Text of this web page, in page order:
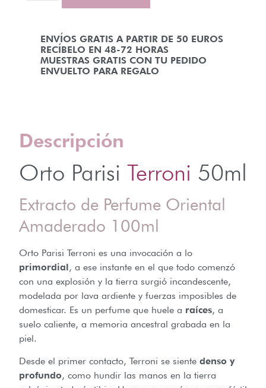
ENVÍOS GRATIS A PARTIR DE 50 EUROS
RECÍBELO EN 48-72 HORAS
MUESTRAS GRATIS CON TU PEDIDO
ENVUELTO PARA REGALO
Descripción
Orto Parisi Terroni 50ml
Extracto de Perfume Oriental
Amaderado 100ml
Orto Parisi Terroni es una invocación a lo
primordial, a ese instante en el que todo comenzó
con una explosión y la tierra surgió incandescente,
modelada por lava ardiente y fuerzas imposibles de
domesticar. Es un perfume que huele a raíces, a
suelo caliente, a memoria ancestral grabada en la
piel.
Desde el primer contacto, Terroni se siente denso y
profundo, como hundir las manos en la tierra